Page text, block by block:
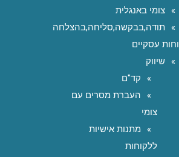
צומי באנגלית
תודה,בבקשה,סליחה,בהצלחה
עסקיים
שיווק
קד"ם
העברת מסרים עם
צומי
מתנות אישיות
ללקוחות